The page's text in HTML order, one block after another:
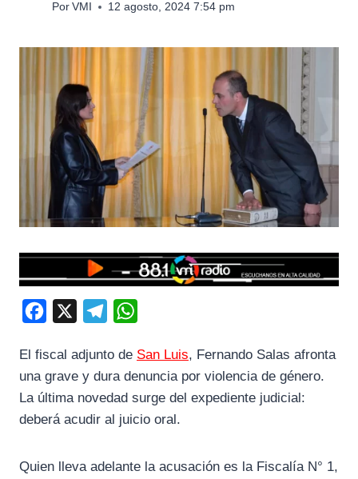
Por VMI 12 agosto, 2024 7:54 pm
c
e
b
l
e
g
a
t
s
El fiscal adjunto de San Luis, Fernando Salas afronta
una grave y dura denuncia por violencia de género.
La última novedad surge del expediente judicial:
deberá acudir al juicio oral.
Quien lleva adelante la acusación es la Fiscalía N° 1,